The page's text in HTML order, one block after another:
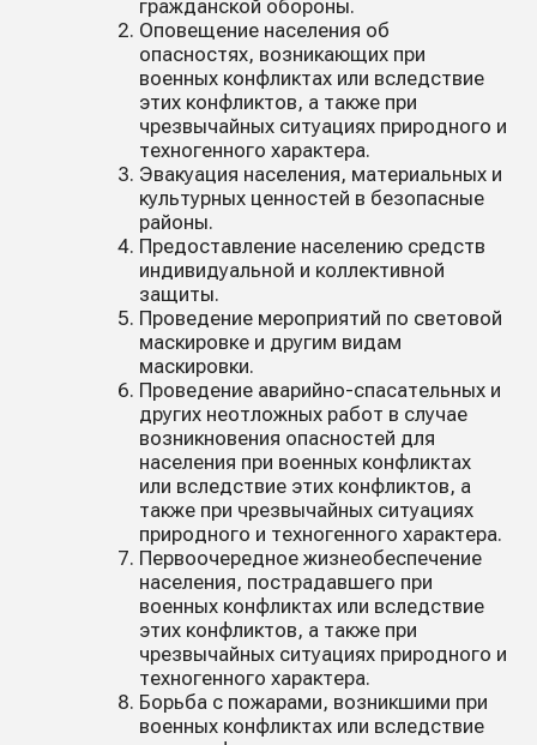
гражданской обороны.
Оповещение населения об
опасностях, возникающих при
военных конфликтах или вследствие
этих конфликтов, а также при
чрезвычайных ситуациях природного и
техногенного характера.
Эвакуация населения, материальных и
культурных ценностей в безопасные
районы.
Предоставление населению средств
индивидуальной и коллективной
защиты.
Проведение мероприятий по световой
маскировке и другим видам
маскировки.
Проведение аварийно-спасательных и
других неотложных работ в случае
возникновения опасностей для
населения при военных конфликтах
или вследствие этих конфликтов, а
также при чрезвычайных ситуациях
природного и техногенного характера.
Первоочередное жизнеобеспечение
населения, пострадавшего при
военных конфликтах или вследствие
этих конфликтов, а также при
чрезвычайных ситуациях природного и
техногенного характера.
Борьба с пожарами, возникшими при
военных конфликтах или вследствие